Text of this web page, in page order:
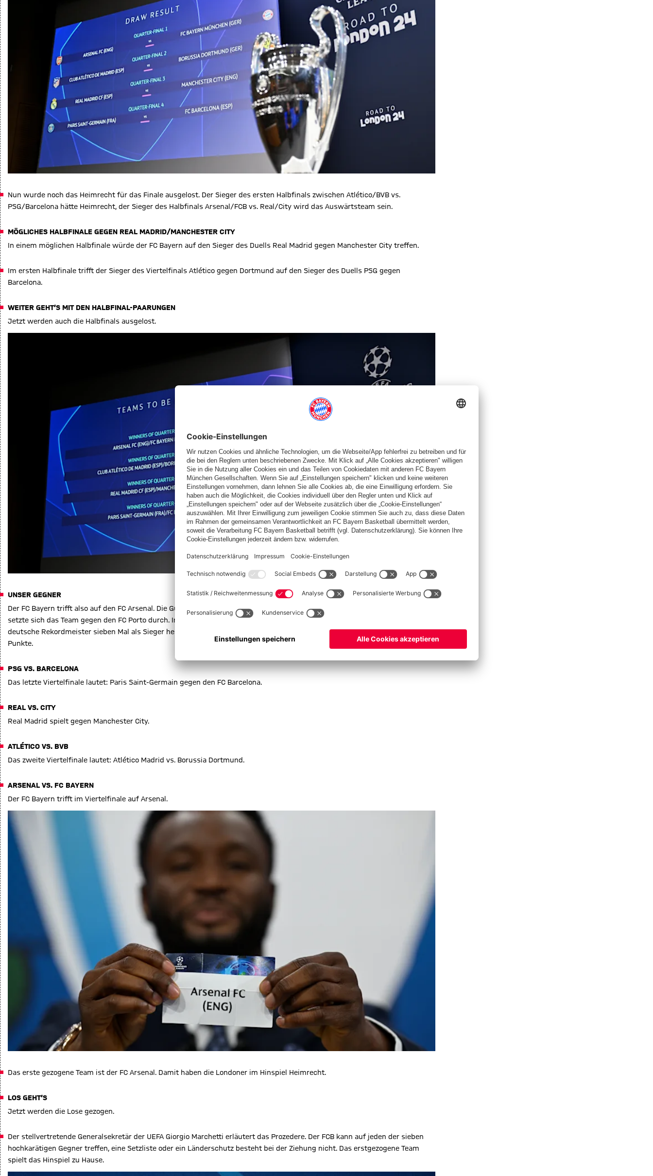
Nun wurde noch das Heimrecht für das Finale ausgelost. Der Sieger des ersten Halbfinals zwischen Atlético/BVB vs.
PSG/Barcelona hätte Heimrecht, der Sieger des Halbfinals Arsenal/FCB vs. Real/City wird das Auswärtsteam sein.
MÖGLICHES HALBFINALE GEGEN REAL MADRID/MANCHESTER CITY
In einem möglichen Halbfinale würde der FC Bayern auf den Sieger des Duells Real Madrid gegen Manchester City treffen.
Im ersten Halbfinale trifft der Sieger des Viertelfinals Atlético gegen Dortmund auf den Sieger des Duells PSG gegen
Barcelona.
WEITER GEHT’S MIT DEN HALBFINAL-PAARUNGEN
Jetzt werden auch die Halbfinals ausgelost.
UNSER GEGNER
Der FC Bayern trifft also auf den FC Arsenal. Die Gunners rangieren aktuell auf Platz eins der Premier League. Im Achtelfinale
setzte sich das Team gegen den FC Porto durch. In insgesamt zwölf Champions League-Spielen gegen die Gunners ging der
deutsche Rekordmeister sieben Mal als Sieger hervor. Dreimal gewann Arsenal, zweimal teilten sich die beiden Teams die
Punkte.
PSG VS. BARCELONA
Das letzte Viertelfinale lautet: Paris Saint-Germain gegen den FC Barcelona.
REAL VS. CITY
Real Madrid spielt gegen Manchester City.
ATLÉTICO VS. BVB
Das zweite Viertelfinale lautet: Atlético Madrid vs. Borussia Dortmund.
ARSENAL VS. FC BAYERN
Der FC Bayern trifft im Viertelfinale auf Arsenal.
Das erste gezogene Team ist der FC Arsenal. Damit haben die Londoner im Hinspiel Heimrecht.
LOS GEHT’S
Jetzt werden die Lose gezogen.
Der stellvertretende Generalsekretär der UEFA Giorgio Marchetti erläutert das Prozedere. Der FCB kann auf jeden der sieben
hochkarätigen Gegner treffen, eine Setzliste oder ein Länderschutz besteht bei der Ziehung nicht. Das erstgezogene Team
spielt das Hinspiel zu Hause.